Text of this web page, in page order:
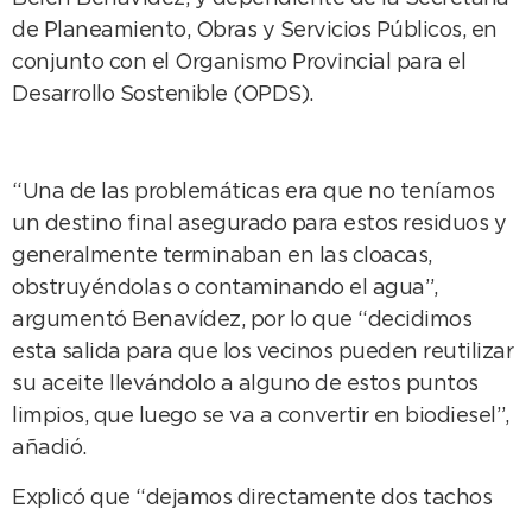
de Planeamiento, Obras y Servicios Públicos, en
conjunto con el Organismo Provincial para el
Desarrollo Sostenible (OPDS).
“Una de las problemáticas era que no teníamos
un destino final asegurado para estos residuos y
generalmente terminaban en las cloacas,
obstruyéndolas o contaminando el agua”,
argumentó Benavídez, por lo que “decidimos
esta salida para que los vecinos pueden reutilizar
su aceite llevándolo a alguno de estos puntos
limpios, que luego se va a convertir en biodiesel”,
añadió.
Explicó que “dejamos directamente dos tachos